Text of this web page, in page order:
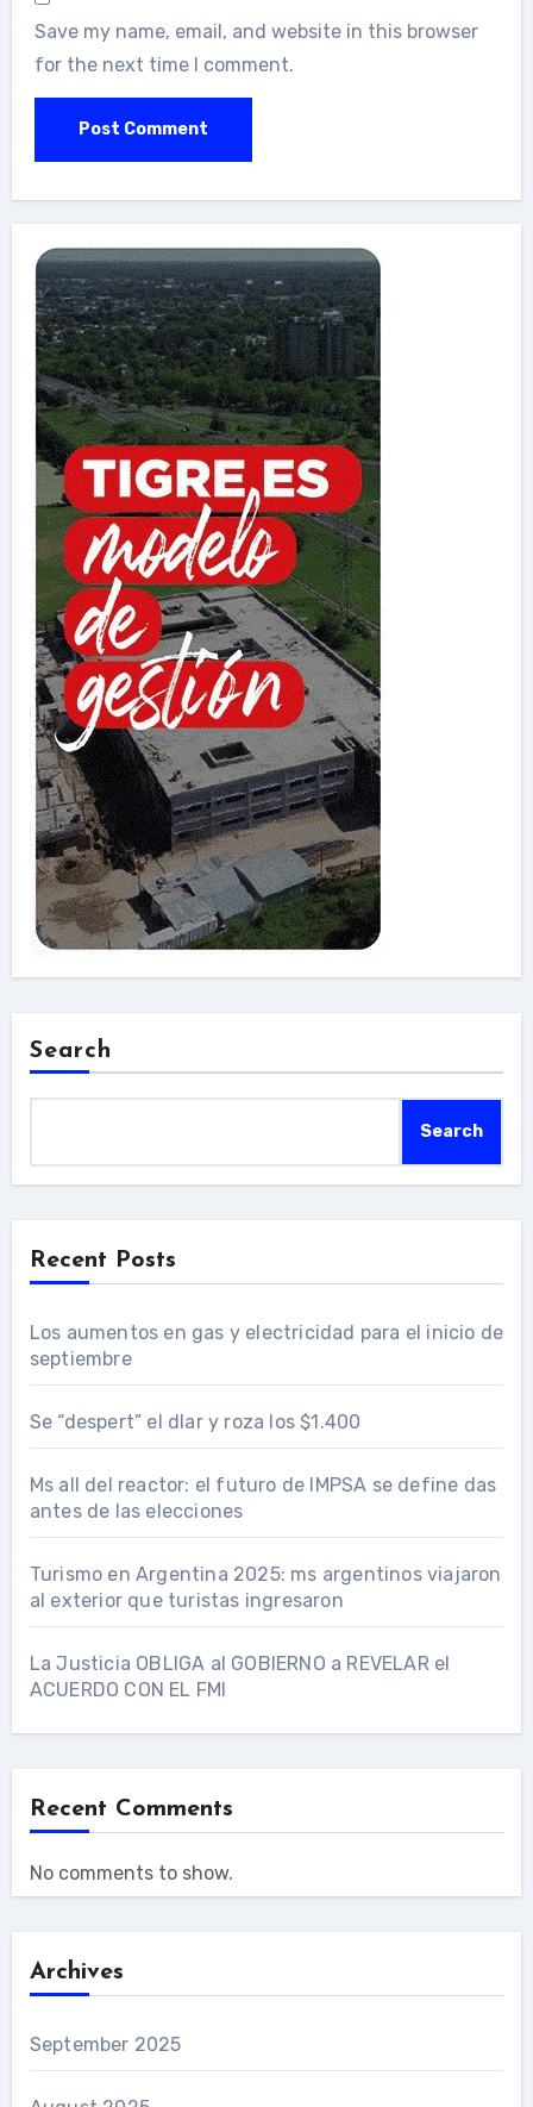
Save my name, email, and website in this browser
for the next time I comment.
Search
Search
Recent Posts
Los aumentos en gas y electricidad para el inicio de
septiembre
Se “despert” el dlar y roza los $1.400
Ms all del reactor: el futuro de IMPSA se define das
antes de las elecciones
Turismo en Argentina 2025: ms argentinos viajaron
al exterior que turistas ingresaron
La Justicia OBLIGA al GOBIERNO a REVELAR el
ACUERDO CON EL FMI
Recent Comments
No comments to show.
Archives
September 2025